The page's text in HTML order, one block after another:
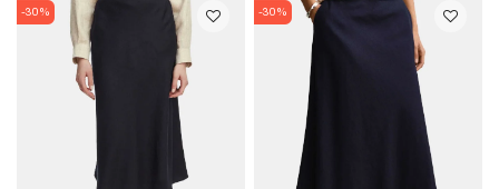
-30% -30%